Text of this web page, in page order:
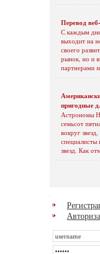
Перевод
С каждым
выходит на
своего
рынок, но и
партнерами
пригодные
Астрономы
семьсот
вокруг
специалисты
звезд. Как